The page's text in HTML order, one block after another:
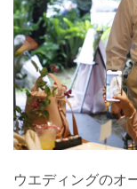
ウエディングのオ